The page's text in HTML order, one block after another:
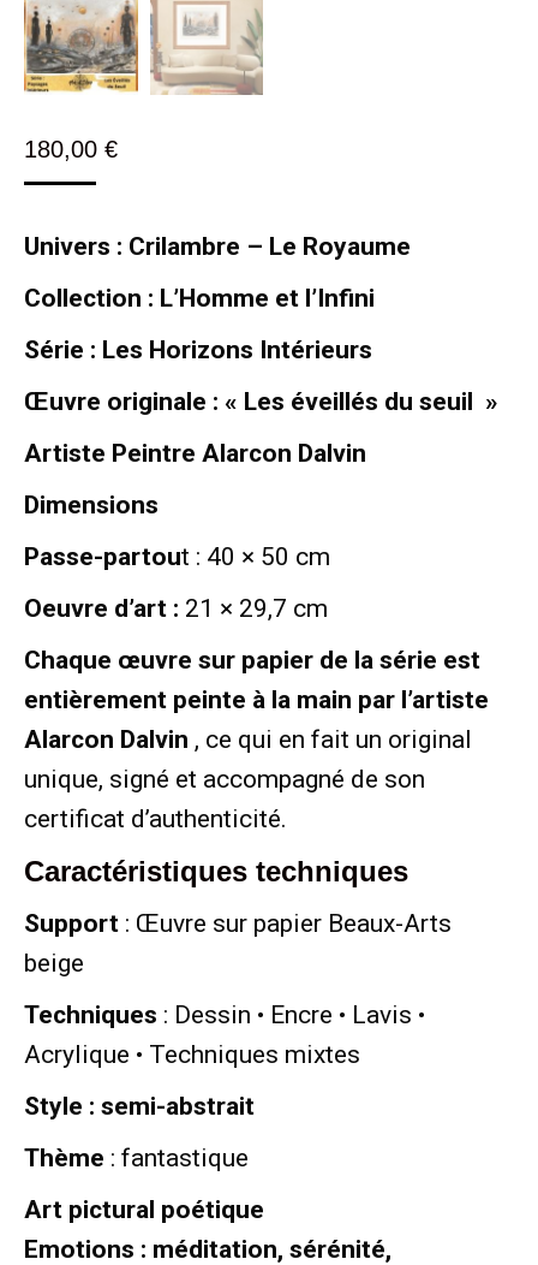
180,00 €
Univers : Crilambre – Le Royaume
Collection : L’Homme et l’Infini
Série : Les Horizons Intérieurs
Œuvre originale : « Les éveillés du seuil »
Artiste Peintre Alarcon Dalvin
Dimensions
Passe-partout : 40 × 50 cm
Oeuvre d’art : 21 × 29,7 cm
Chaque œuvre sur papier de la série est
entièrement peinte à la main par l’artiste
Alarcon Dalvin , ce qui en fait un original
unique, signé et accompagné de son
certificat d’authenticité.
Caractéristiques techniques
Support : Œuvre sur papier Beaux-Arts
beige
Techniques : Dessin • Encre • Lavis •
Acrylique • Techniques mixtes
Style : semi-abstrait
Thème : fantastique
Art pictural poétique
Emotions : méditation, sérénité,